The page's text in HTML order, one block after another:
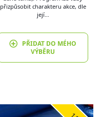
přizpůsobit charakteru akce, dle
její…
PŘIDAT DO MÉHO
VÝBĚRU